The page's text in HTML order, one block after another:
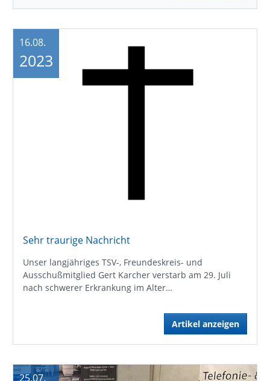
Sehr traurige Nachricht
Unser langjähriges TSV-, Freundeskreis- und
Ausschußmitglied Gert Karcher verstarb am 29. Juli
nach schwerer Erkrankung im Alter…
Artikel anzeigen
16.08.
2023
25.07.